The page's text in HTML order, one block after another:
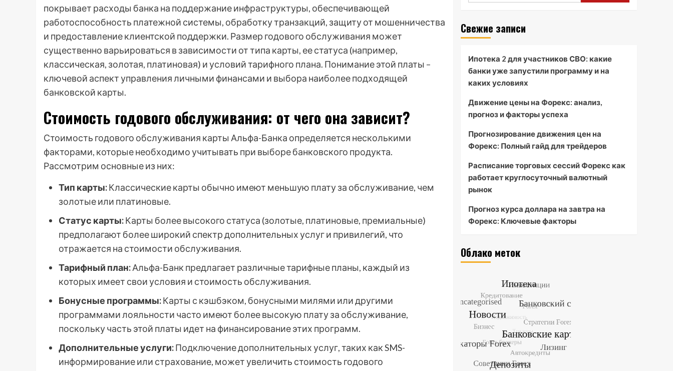
покрывает расходы банка на поддержание инфраструктуры, обеспечивающей
работоспособность платежной системы, обработку транзакций, защиту от мошенничества
и предоставление клиентской поддержки. Размер годового обслуживания может
существенно варьироваться в зависимости от типа карты, ее статуса (например,
классическая, золотая, платиновая) и условий тарифного плана. Понимание этой платы –
ключевой аспект управления личными финансами и выбора наиболее подходящей
банковской карты.
Стоимость годового обслуживания: от чего она зависит?
Стоимость годового обслуживания карты Альфа-Банка определяется несколькими
факторами, которые необходимо учитывать при выборе банковского продукта.
Рассмотрим основные из них:
Тип карты:Классические карты обычно имеют меньшую плату за обслуживание, чем
золотые или платиновые.
Статус карты:Карты более высокого статуса (золотые, платиновые, премиальные)
предполагают более широкий спектр дополнительных услуг и привилегий, что
отражается на стоимости обслуживания.
Тарифный план:Альфа-Банк предлагает различные тарифные планы, каждый из
которых имеет свои условия и стоимость обслуживания.
Бонусные программы:Карты с кэшбэком, бонусными милями или другими
программами лояльности часто имеют более высокую плату за обслуживание,
поскольку часть этой платы идет на финансирование этих программ.
Дополнительные услуги:Подключение дополнительных услуг, таких как SMS-
информирование или страхование, может увеличить стоимость годового
Свежие записи
Ипотека 2 для участников СВО: какие
банки уже запустили программу и на
каких условиях
Движение цены на Форекс: анализ,
прогноз и факторы успеха
Прогнозирование движения цен на
Форекс: Полный гайд для трейдеров
Расписание торговых сессий Форекс как
работает круглосуточный валютный
рынок
Прогноз курса доллара на завтра на
Форекс: Ключевые факторы
Облако меток